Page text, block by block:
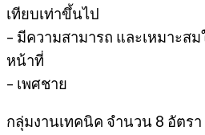
เทียบเท่าขึ้นไป
– มีความสามารถ และเหมาะส
หน้าที่
– เพศชาย
กลุ่มงานเทคนิค จำนวน 8 อัตรา